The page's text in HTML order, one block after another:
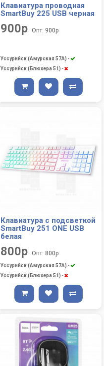
Клавиатура проводная
SmartBuy 225 USB черная
900р Опт: 900р
Уссурийск (Амурская 57А) -
Уссурийск (Блюхера 51) -
Клавиатура с подсветкой
SmartBuy 251 ONE USB
белая
800р Опт: 800р
Уссурийск (Амурская 57А) -
Уссурийск (Блюхера 51) -